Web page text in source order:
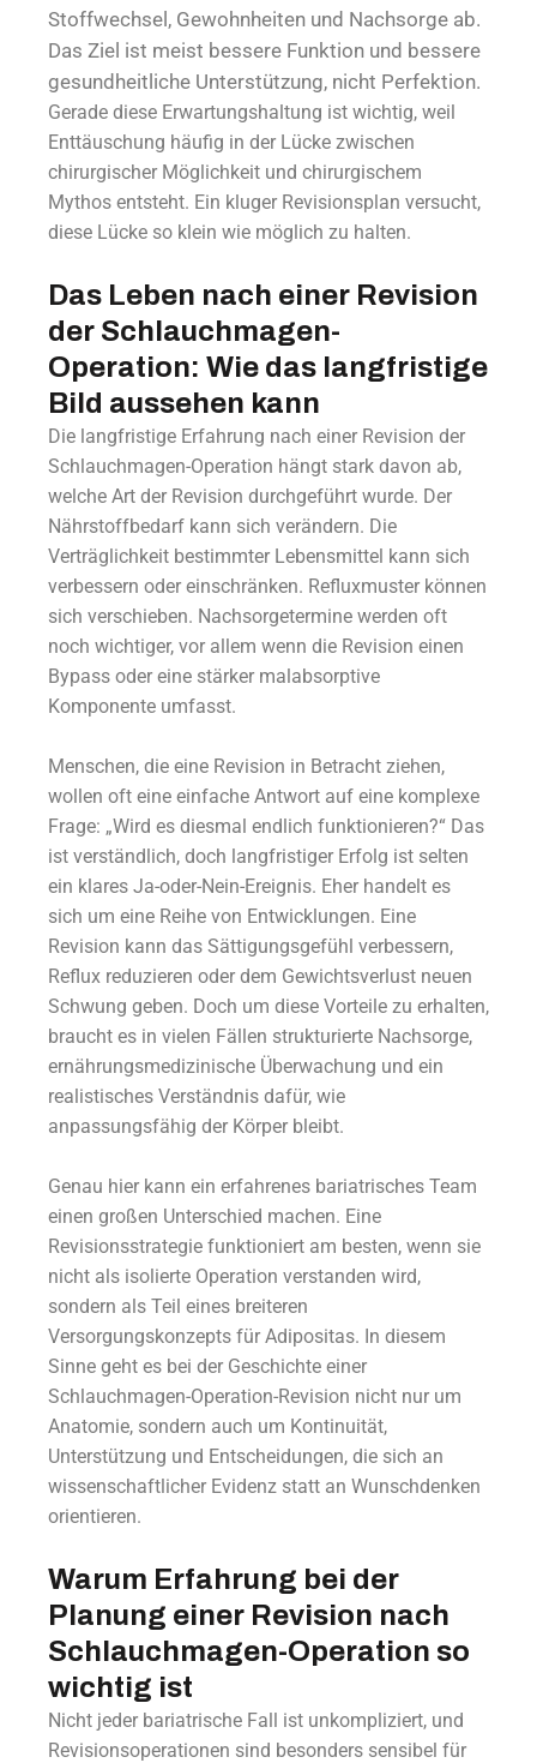
Stoffwechsel, Gewohnheiten und Nachsorge ab.
Das Ziel ist meist bessere Funktion und bessere
gesundheitliche Unterstützung, nicht Perfektion.
Gerade diese Erwartungshaltung ist wichtig, weil
Enttäuschung häufig in der Lücke zwischen
chirurgischer Möglichkeit und chirurgischem
Mythos entsteht. Ein kluger Revisionsplan versucht,
diese Lücke so klein wie möglich zu halten.
Das Leben nach einer Revision
der Schlauchmagen-
Operation: Wie das langfristige
Bild aussehen kann
Die langfristige Erfahrung nach einer Revision der
Schlauchmagen-Operation hängt stark davon ab,
welche Art der Revision durchgeführt wurde. Der
Nährstoffbedarf kann sich verändern. Die
Verträglichkeit bestimmter Lebensmittel kann sich
verbessern oder einschränken. Refluxmuster können
sich verschieben. Nachsorgetermine werden oft
noch wichtiger, vor allem wenn die Revision einen
Bypass oder eine stärker malabsorptive
Komponente umfasst.
Menschen, die eine Revision in Betracht ziehen,
wollen oft eine einfache Antwort auf eine komplexe
Frage: „Wird es diesmal endlich funktionieren?“ Das
ist verständlich, doch langfristiger Erfolg ist selten
ein klares Ja-oder-Nein-Ereignis. Eher handelt es
sich um eine Reihe von Entwicklungen. Eine
Revision kann das Sättigungsgefühl verbessern,
Reflux reduzieren oder dem Gewichtsverlust neuen
Schwung geben. Doch um diese Vorteile zu erhalten,
braucht es in vielen Fällen strukturierte Nachsorge,
ernährungsmedizinische Überwachung und ein
realistisches Verständnis dafür, wie
anpassungsfähig der Körper bleibt.
Genau hier kann ein erfahrenes bariatrisches Team
einen großen Unterschied machen. Eine
Revisionsstrategie funktioniert am besten, wenn sie
nicht als isolierte Operation verstanden wird,
sondern als Teil eines breiteren
Versorgungskonzepts für Adipositas. In diesem
Sinne geht es bei der Geschichte einer
Schlauchmagen-Operation-Revision nicht nur um
Anatomie, sondern auch um Kontinuität,
Unterstützung und Entscheidungen, die sich an
wissenschaftlicher Evidenz statt an Wunschdenken
orientieren.
Warum Erfahrung bei der
Planung einer Revision nach
Schlauchmagen-Operation so
wichtig ist
Nicht jeder bariatrische Fall ist unkompliziert, und
Revisionsoperationen sind besonders sensibel für